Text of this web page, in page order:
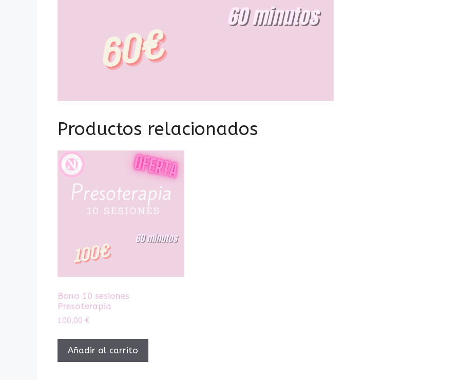
Productos relacionados
Bono 10 sesiones
Presoterapia
100,00 €
Añadir al carrito